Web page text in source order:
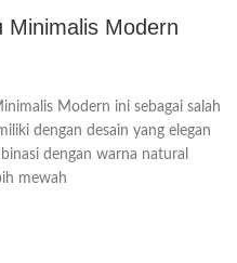
Minimalis Modern
Modern ini sebagai salah
dengan desain yang elegan
dengan warna natural
mewah